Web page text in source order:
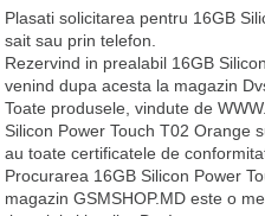
Plasati solicitarea pentru 16GB
sait sau prin telefon.
Rezervind in prealabil 16GB
venind dupa acesta la magazin
Toate produsele, vindute de
Silicon Power Touch T02 Orange
au toate certificatele de
Procurarea 16GB Silicon Power
magazin GSMSHOP.MD este o